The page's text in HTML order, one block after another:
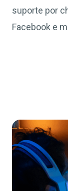
suporte por
Facebook e